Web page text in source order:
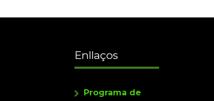
Enllaços
Programa de